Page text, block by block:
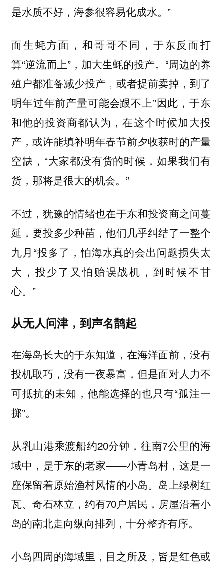
是水质不好，海参很容易化成水。”
而生蚝方面，和哥哥不同，于东反而打
算“逆流而上”，加大生蚝的投产。“周边的养
殖户都准备减少投产，或者提前卖掉，到了
明年过年前产量可能会跟不上”因此，于东
和他的投资商都认为，在这个时候加大投
产，或许能填补明年春节前夕收获时的产量
空缺，“大家都没有货的时候，如果我们有
货，那将是很大的机会。”
不过，犹豫的情绪也在于东和投资商之间蔓
延，要投多少种苗，他们几乎纠结了一整个
九月“投多了，怕海水真的会出问题损失太
大，投少了又怕贻误战机，到时候不甘
心。”
从无人问津，到声名鹊起
在海岛长大的于东知道，在海洋面前，没有
投机取巧，没有一夜暴富，但是面对人力不
可抵抗的未知，他能选择的也只有“孤注一
掷”。
从乳山港乘渡船约20分钟，往南7公里的海
域中，是于东的老家——小青岛村，这是一
座保留着原始渔村风情的小岛。岛上绿树红
瓦、奇石林立，约有70户居民，房屋沿着小
岛的南北走向纵向排列，十分整齐有序。
小岛四周的海域里，目之所及，皆是红色或